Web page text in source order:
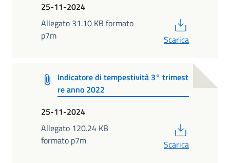
25-11-2024
Allegato 31.10 KB formato
p7m
Scarica
Indicatore di tempestività 3° trimest
re anno 2022
25-11-2024
Allegato 120.24 KB
formato p7m
Scarica